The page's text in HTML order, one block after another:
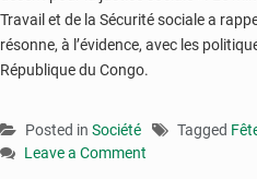
Travail et de la Sécurité sociale a
résonne, à l’évidence, avec les
République du Congo.
Posted in Société Tagged
Leave a Comment